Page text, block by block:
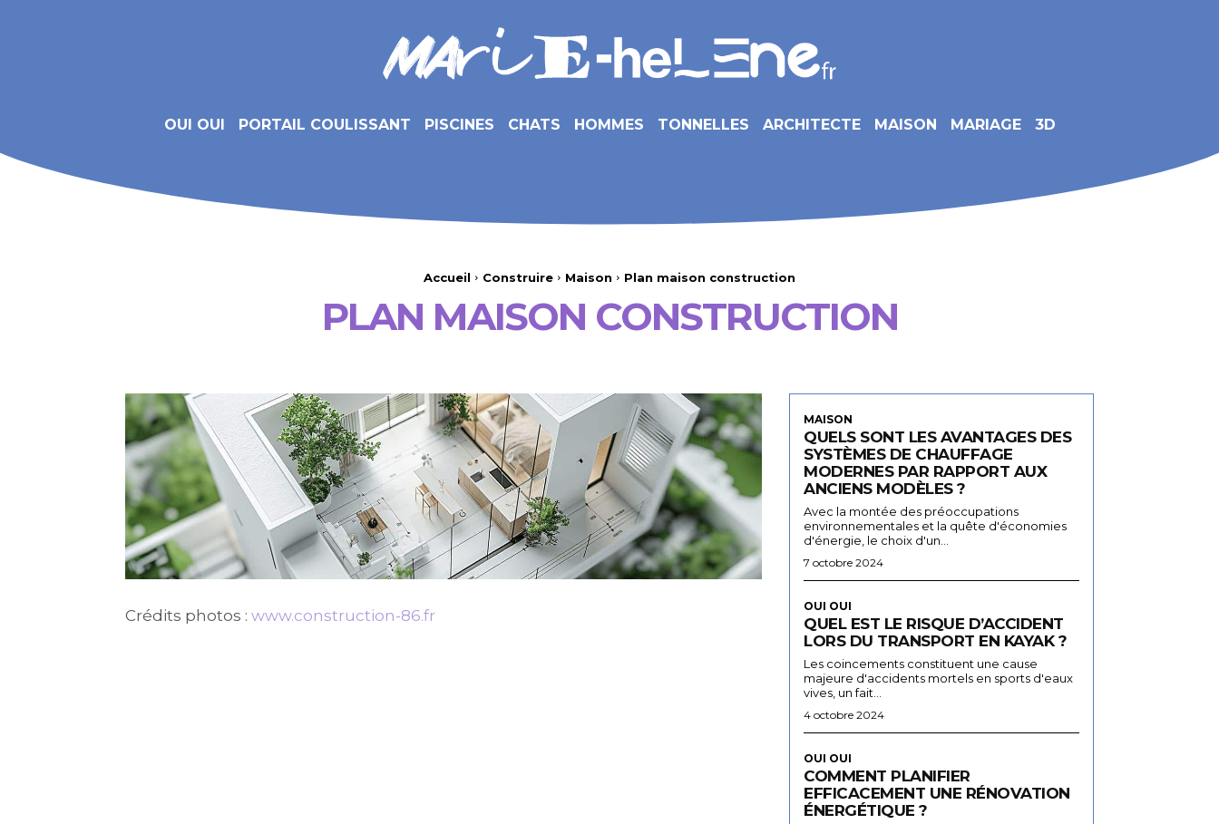
OUI OUI PORTAIL COULISSANT PISCINES CHATS HOMMES TONNELLES ARCHITECTE MAISON MARIAGE 3D
Accueil Construire Maison Plan maison construction
PLAN MAISON CONSTRUCTION
Crédits photos : www.construction-86.fr
MAISON
QUELS SONT LES AVANTAGES DES
SYSTÈMES DE CHAUFFAGE
MODERNES PAR RAPPORT AUX
ANCIENS MODÈLES ?
Avec la montée des préoccupations
environnementales et la quête d'économies
d'énergie, le choix d'un...
7 octobre 2024
OUI OUI
QUEL EST LE RISQUE D’ACCIDENT
LORS DU TRANSPORT EN KAYAK ?
Les coincements constituent une cause
majeure d'accidents mortels en sports d'eaux
vives, un fait...
4 octobre 2024
OUI OUI
COMMENT PLANIFIER
EFFICACEMENT UNE RÉNOVATION
ÉNERGÉTIQUE ?